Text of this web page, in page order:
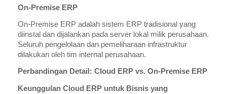
On-Premise ERP
On-Premise ERP adalah sistem ERP tradisional yang
diinstal dan dijalankan pada server lokal milik perusahaan.
Seluruh pengelolaan dan pemeliharaan infrastruktur
dilakukan oleh tim internal perusahaan.
Perbandingan Detail: Cloud ERP vs. On-Premise ERP
Keunggulan Cloud ERP untuk Bisnis yang